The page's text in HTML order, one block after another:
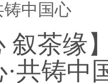
铸中国心
叙茶缘
·共铸中